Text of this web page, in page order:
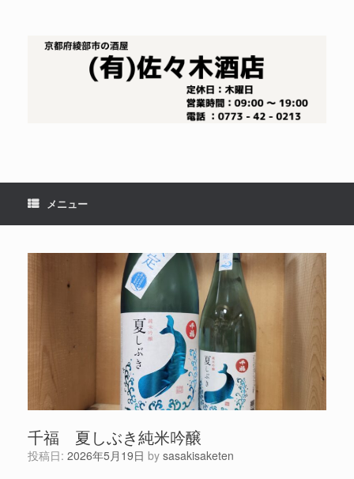
メニュー
千福 夏しぶき純米吟醸
投稿日: 2026年5月19日 by sasakisaketen